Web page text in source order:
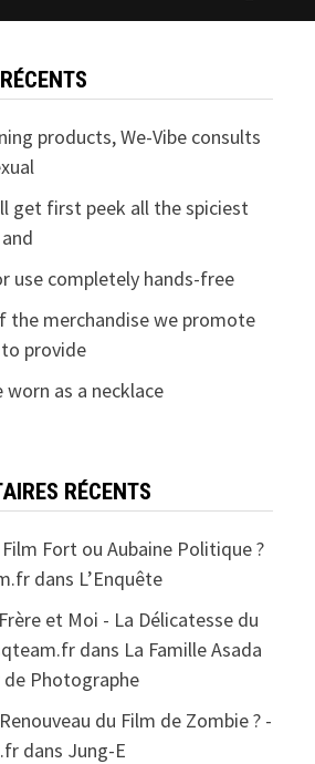
products, We-Vibe consults
get first peek all the spiciest
use completely hands-free
the merchandise we promote
provide
worn as a necklace
RÉCENTS
Film Fort ou Aubaine Politique ?
dans L’Enquête
et Moi - La Délicatesse du
dans La Famille Asada
de Photographe
du Film de Zombie ? -
dans Jung-E